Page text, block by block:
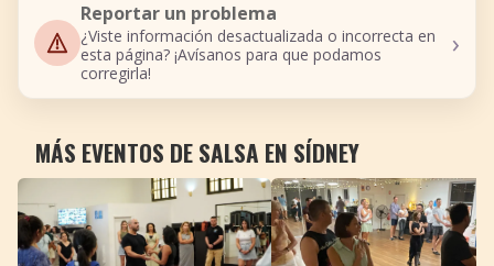
Reportar un problema
¿Viste información desactualizada o incorrecta en
esta página? ¡Avísanos para que podamos
corregirla!
›
MÁS EVENTOS DE SALSA EN SÍDNEY